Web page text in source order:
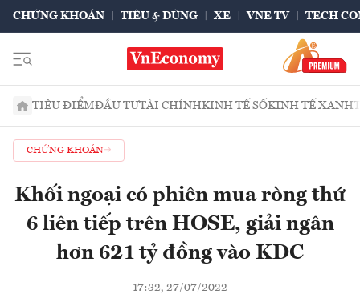
CHỨNG KHOÁN TIÊU & DÙNG XE VNE TV TECH
TIÊU ĐIỂMĐẦU TƯTÀI CHÍNHKINH TẾ SỐKINH TẾ XANH
CHỨNG KHOÁN
Khối ngoại có phiên mua ròng thứ
6 liên tiếp trên HOSE, giải ngân
hơn 621 tỷ đồng vào KDC
17:32, 27/07/2022